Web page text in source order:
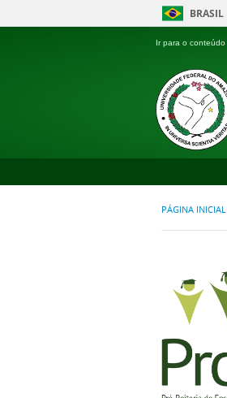
BRASIL
Ir para o conteúdo
PÁGINA INICIAL